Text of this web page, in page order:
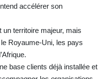
accélérer son
territoire majeur, mais
Royaume-Uni, les pays
base clients déjà installée et